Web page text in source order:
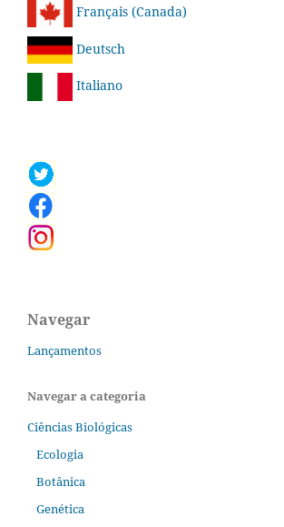
Français (Canada)
Deutsch
Italiano
Navegar
Lançamentos
Navegar a categoria
Ciências Biológicas
Ecologia
Botânica
Genética